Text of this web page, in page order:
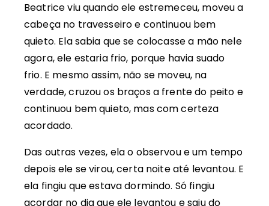
Beatrice viu quando ele estremeceu, moveu a
cabeça no travesseiro e continuou bem
quieto. Ela sabia que se colocasse a mão nele
agora, ele estaria frio, porque havia suado
frio. E mesmo assim, não se moveu, na
verdade, cruzou os braços a frente do peito e
continuou bem quieto, mas com certeza
acordado.
Das outras vezes, ela o observou e um tempo
depois ele se virou, certa noite até levantou. E
ela fingiu que estava dormindo. Só fingiu
acordar no dia que ele levantou e saiu do